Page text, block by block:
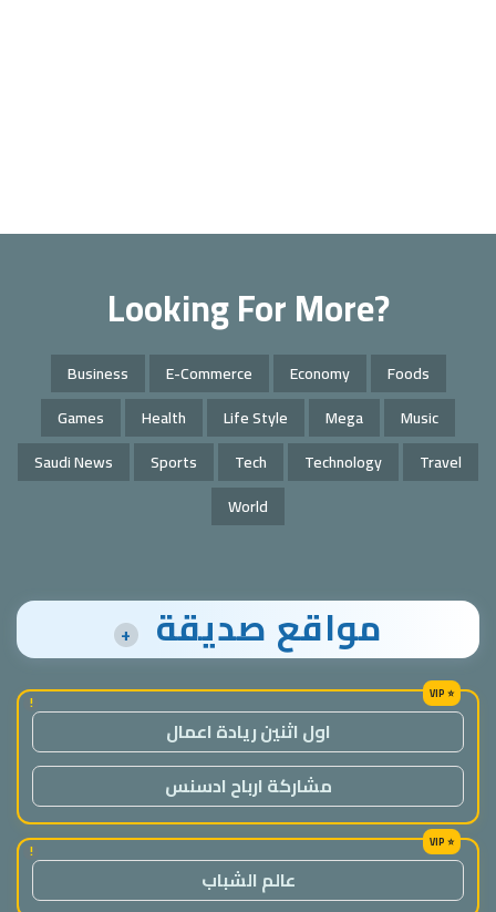
Looking For More?
Business E-Commerce Economy
Foods
Games
Health Life Style Mega
Music
Saudi News
Sports Tech Technology
Travel
World
مواقع صديقة +
!
اول اثنين ريادة اعمال
مشاركة ارباح ادسنس
!
عالم الشباب